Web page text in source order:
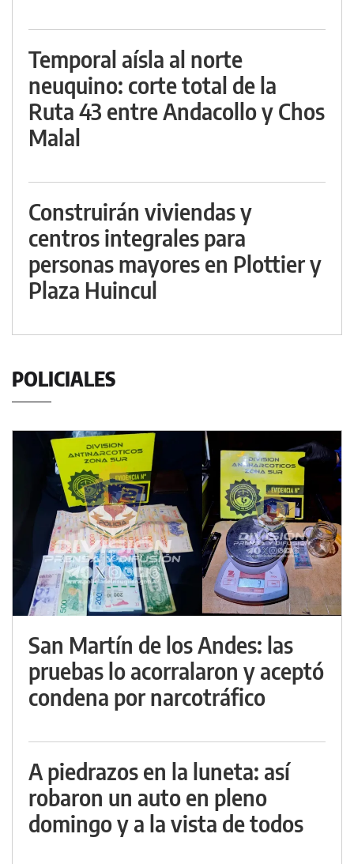
Temporal aísla al norte
neuquino: corte total de la
Ruta 43 entre Andacollo y Chos
Malal
Construirán viviendas y
centros integrales para
personas mayores en Plottier y
Plaza Huincul
POLICIALES
San Martín de los Andes: las
pruebas lo acorralaron y aceptó
condena por narcotráfico
A piedrazos en la luneta: así
robaron un auto en pleno
domingo y a la vista de todos